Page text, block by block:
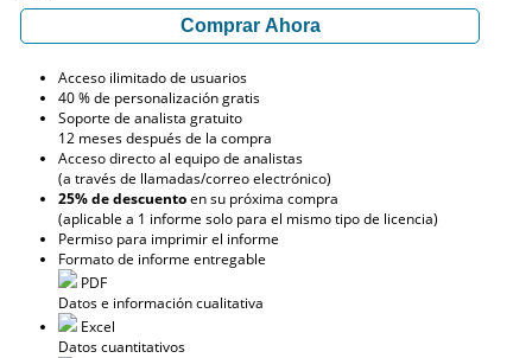
Comprar Ahora
Acceso ilimitado de usuarios
40 % de personalización gratis
Soporte de analista gratuito
12 meses después de la compra
Acceso directo al equipo de analistas
(a través de llamadas/correo electrónico)
25% de descuentoen su próxima compra
(aplicable a 1 informe solo para el mismo tipo de licencia)
Permiso para imprimir el informe
Formato de informe entregable
PDF
Datos e información cualitativa
Excel
Datos cuantitativos